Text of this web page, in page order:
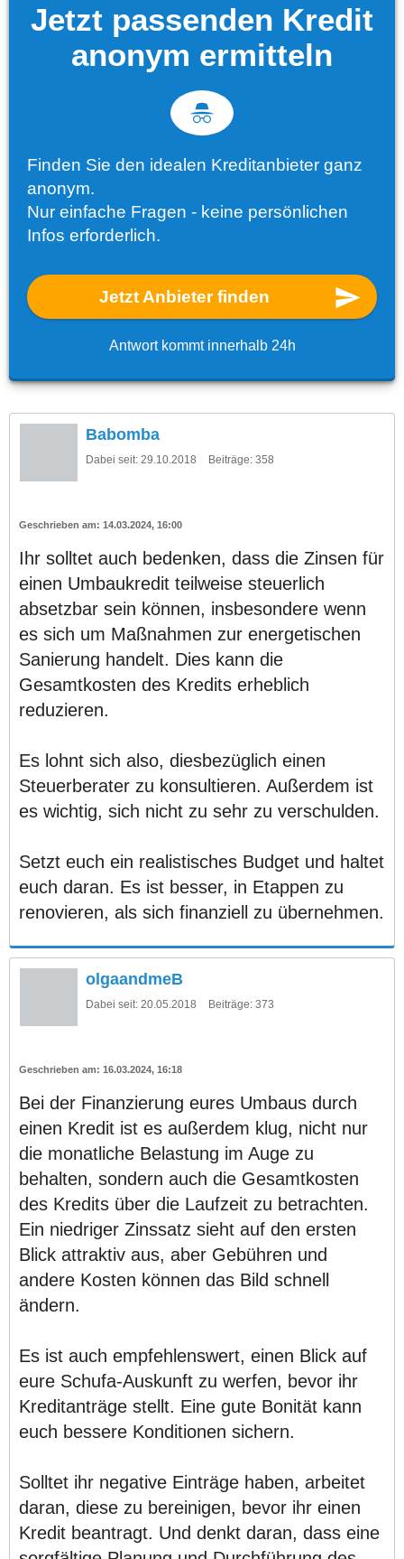
Jetzt passenden Kredit
anonym ermitteln
Finden Sie den idealen Kreditanbieter ganz
anonym.
Nur einfache Fragen - keine persönlichen
Infos erforderlich.
Jetzt Anbieter finden
Antwort kommt innerhalb 24h
Babomba
Dabei seit: 29.10.2018 Beiträge: 358
14.03.2024, 16:00
Ihr solltet auch bedenken, dass die Zinsen für
einen Umbaukredit teilweise steuerlich
absetzbar sein können, insbesondere wenn
es sich um Maßnahmen zur energetischen
Sanierung handelt. Dies kann die
Gesamtkosten des Kredits erheblich
reduzieren.
Es lohnt sich also, diesbezüglich einen
Steuerberater zu konsultieren. Außerdem ist
es wichtig, sich nicht zu sehr zu verschulden.
Setzt euch ein realistisches Budget und haltet
euch daran. Es ist besser, in Etappen zu
renovieren, als sich finanziell zu übernehmen.
olgaandmeB
Dabei seit: 20.05.2018 Beiträge: 373
16.03.2024, 16:18
Bei der Finanzierung eures Umbaus durch
einen Kredit ist es außerdem klug, nicht nur
die monatliche Belastung im Auge zu
behalten, sondern auch die Gesamtkosten
des Kredits über die Laufzeit zu betrachten.
Ein niedriger Zinssatz sieht auf den ersten
Blick attraktiv aus, aber Gebühren und
andere Kosten können das Bild schnell
ändern.
Es ist auch empfehlenswert, einen Blick auf
eure Schufa-Auskunft zu werfen, bevor ihr
Kreditanträge stellt. Eine gute Bonität kann
euch bessere Konditionen sichern.
Solltet ihr negative Einträge haben, arbeitet
daran, diese zu bereinigen, bevor ihr einen
Kredit beantragt. Und denkt daran, dass eine